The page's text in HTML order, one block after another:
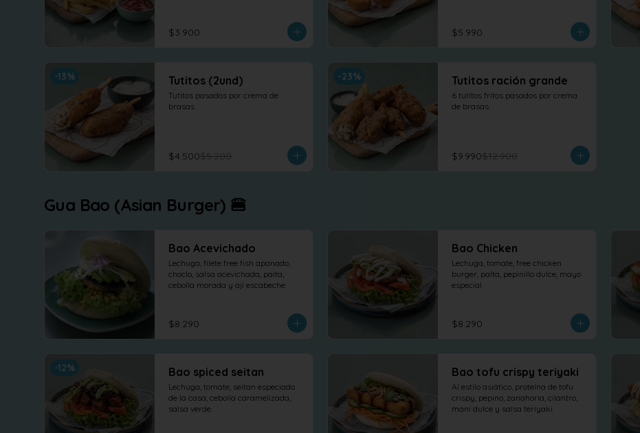
$3.900 $5.990
-13% Tutitos (2und)
Tutitos pasados por crema de
brasas .
$4.500$5.200
-23% Tutitos ración grande
6 tutitos fritos pasados por crema
de brasas
$9.990$12.900
Gua Bao (Asian Burger) 🍔
Bao Acevichado
Lechuga, filete free fish apanado,
choclo, salsa acevichada, palta,
cebolla morada y ají escabeche
$8.290
Bao Chicken
Lechuga, tomate, free chicken
burger, palta, pepinillo dulce, mayo
especial.
$8.290
-12% Bao spiced seitan
Lechuga, tomate, seitan especiado
de la casa, cebolla caramelizada,
salsa verde.
Bao tofu crispy teriyaki
Al estilo asiático, proteína de tofu
crispy, pepino, zanahoria, cilantro,
maní dulce y salsa teriyaki.